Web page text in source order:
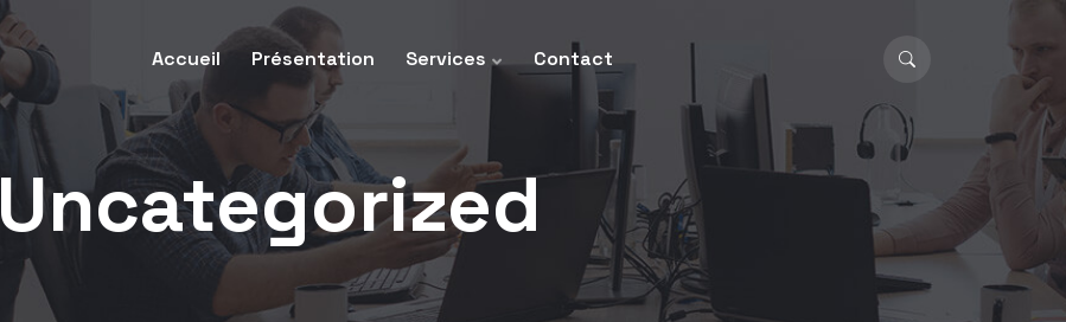
Accueil Présentation Services Contact
Uncategorized